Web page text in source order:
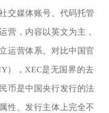
交媒体账号、代码托管
营，内容以英文为主，
运营体系。对比中国官
），XEC是无国界的去
币是中国央行发行的法
性、发行主体上完全不